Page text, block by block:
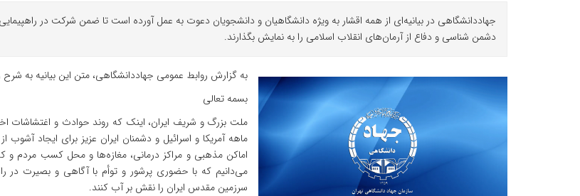
جهاددانشگاهی در بیانیه‌ای از همه اقشار به ویژه دانشگاهیان و دانشجویان دعوت به عمل آورده است تا ضمن شرکت در
دشمن شناسی و دفاع از آرمان‌های انقلاب اسلامی را به نمایش بگذارند.
به گزارش روابط عمومی جهاددانشگاهی، متن این بیانیه به
بسمه تعالی
ملت بزرگ و شریف ایران، اینک که روند حوادث و اغتشاشات
ماهه آمریکا و اسرائیل و دشمنان ایران عزیز برای ایجاد
اماکن مذهبی و مراکز درمانی، مغازه‌ها و محل کسب مردم و
سرزمین مقدس ایران را نقش بر آب کنند.